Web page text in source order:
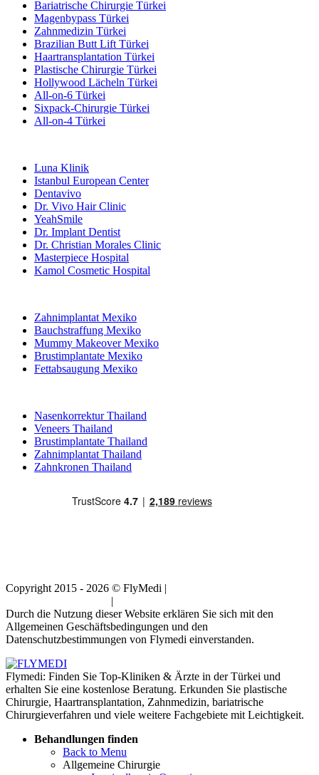
Bariatrische Chirurgie Türkei
Magenbypass Türkei
Zahnmedizin Türkei
Brazilian Butt Lift Türkei
Haartransplantation Türkei
Plastische Chirurgie Türkei
Hollywood Lächeln Türkei
All-on-6 Türkei
Sixpack-Chirurgie Türkei
All-on-4 Türkei
Luna Klinik
Istanbul European Center
Dentavivo
Dr. Vivo Hair Clinic
YeahSmile
Dr. Implant Dentist
Dr. Christian Morales Clinic
Masterpiece Hospital
Kamol Cosmetic Hospital
Zahnimplantat Mexiko
Bauchstraffung Mexiko
Mummy Makeover Mexiko
Brustimplantate Mexiko
Fettabsaugung Mexiko
Nasenkorrektur Thailand
Veneers Thailand
Brustimplantate Thailand
Zahnimplantat Thailand
Zahnkronen Thailand
Copyright 2015 - 2026 © FlyMedi |
|
Durch die Nutzung dieser Website erklären Sie sich mit den
Allgemeinen Geschäftsbedingungen und den
Datenschutzbestimmungen von Flymedi einverstanden.
Flymedi: Finden Sie Top-Kliniken & Ärzte in der Türkei und
erhalten Sie eine kostenlose Beratung. Erkunden Sie plastische
Chirurgie, Haartransplantation, Zahnmedizin, bariatrische
Chirurgieverfahren und viele weitere Fachgebiete mit Leichtigkeit.
Behandlungen finden
Back to Menu
Allgemeine Chirurgie